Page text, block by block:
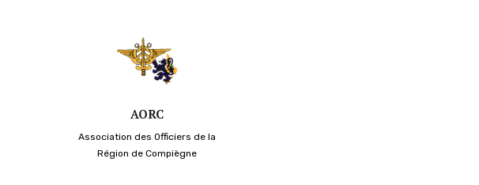
AORC
Association des Officiers de la
Région de Compiègne